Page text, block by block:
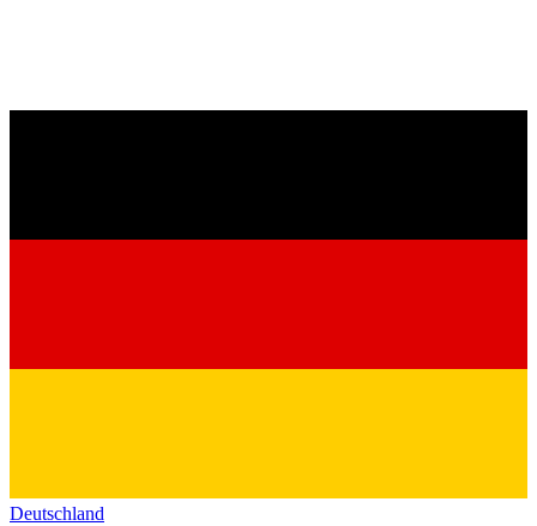
Deutschland